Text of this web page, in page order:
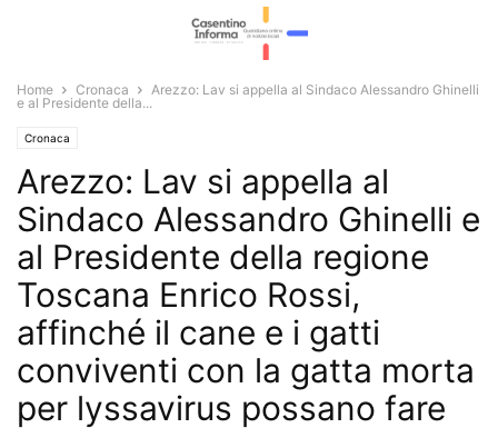
Home Cronaca
Arezzo: Lav si appella al Sindaco Alessandro Ghinelli
e al Presidente della...
Cronaca
Arezzo: Lav si appella al
Sindaco Alessandro Ghinelli e
al Presidente della regione
Toscana Enrico Rossi,
affinché il cane e i gatti
conviventi con la gatta morta
per lyssavirus possano fare